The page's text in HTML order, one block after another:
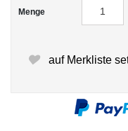
Menge
auf Merkliste